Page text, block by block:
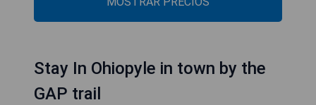
Stay In Ohiopyle in town by the
GAP trail